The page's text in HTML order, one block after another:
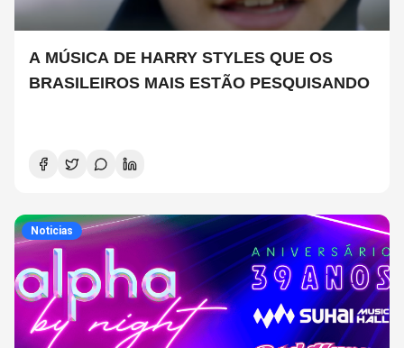
A MÚSICA DE HARRY STYLES QUE OS
BRASILEIROS MAIS ESTÃO PESQUISANDO
Noticias